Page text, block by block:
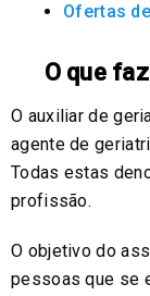
Ofertas
O que
O auxiliar de
agente de
Todas estas
profissão.
O objetivo do
pessoas que se